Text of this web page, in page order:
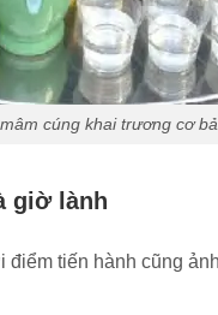
cúng khai trương cơ
giờ lành
điểm tiến hành cũng